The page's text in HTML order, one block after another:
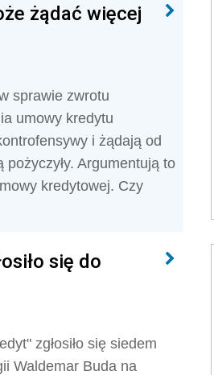
żądać więcej
sprawie zwrotu
umowy kredytu
i żądają od
Argumentują to
kredytowej. Czy
się do
zgłosiło się siedem
Waldemar Buda na